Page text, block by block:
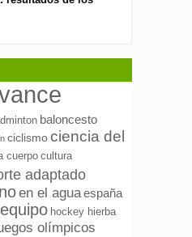
baloncesto
ciclismociencia del
cuerpocultura
adaptado
en el aguaespaña
hockey hierba
olímpicos